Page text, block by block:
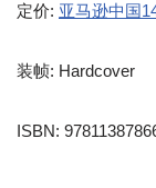
定价: 亚马逊中国
装帧: Hardcover
ISBN: